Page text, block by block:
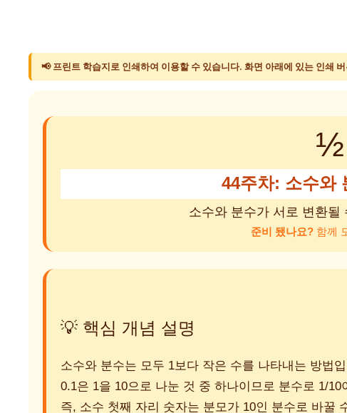
📢 프린트 학습지로 인쇄하여 이용할 수 있습니다. 화면 아래에 있는 인쇄
½
44주차: 소수와
소수와 분수가 서로 변환될
준비 됐나요? 함께
💡 핵심 개념 설명
소수와 분수는 모두 1보다 작은 수를 나타내는 방법
0.1은 1을 10으로 나눈 것 중 하나이므로 분수로 1/10
즉, 소수 첫째 자리 숫자는 분모가 10인 분수로 바꿀